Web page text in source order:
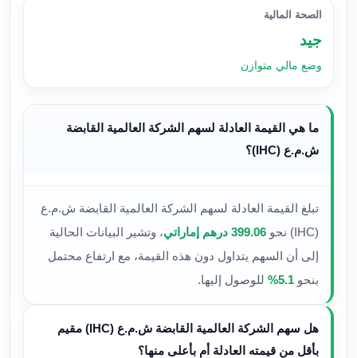
الصحة المالية
جيد
وضع مالي متوازن
ما هي القيمة العادلة لسهم الشركة العالمية القابضة
ش.م.ع (IHC)؟
تبلغ القيمة العادلة لسهم الشركة العالمية القابضة ش.م.ع
(IHC) نحو
399.06 درهم إماراتي
، وتشير البيانات الحالية
إلى أن السهم يتداول دون هذه القيمة، مع ارتفاع محتمل
بنحو5.1% للوصول إليها.
هل سهم الشركة العالمية القابضة ش.م.ع (IHC) مقيم
بأقل من قيمته العادلة أم بأعلى منها؟